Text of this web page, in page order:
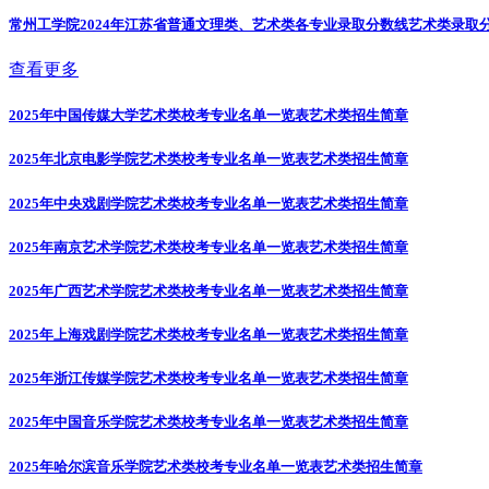
常州工学院2024年江苏省普通文理类、艺术类各专业录取分数线艺术类录取
查看更多
2025年中国传媒大学艺术类校考专业名单一览表艺术类招生简章
2025年北京电影学院艺术类校考专业名单一览表艺术类招生简章
2025年中央戏剧学院艺术类校考专业名单一览表艺术类招生简章
2025年南京艺术学院艺术类校考专业名单一览表艺术类招生简章
2025年广西艺术学院艺术类校考专业名单一览表艺术类招生简章
2025年上海戏剧学院艺术类校考专业名单一览表艺术类招生简章
2025年浙江传媒学院艺术类校考专业名单一览表艺术类招生简章
2025年中国音乐学院艺术类校考专业名单一览表艺术类招生简章
2025年哈尔滨音乐学院艺术类校考专业名单一览表艺术类招生简章